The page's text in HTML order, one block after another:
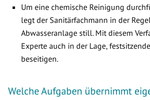
Um eine chemische Reinigung
legt der Sanitärfachmann in der
Abwasseranlage still. Mit diesem
Experte auch in der Lage,
beseitigen.
Welche Aufgaben übernimmt